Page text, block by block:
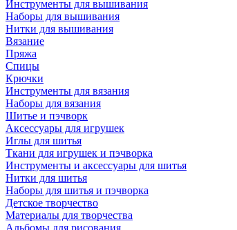
Инструменты для вышивания
Наборы для вышивания
Нитки для вышивания
Вязание
Пряжа
Спицы
Крючки
Инструменты для вязания
Наборы для вязания
Шитье и пэчворк
Аксессуары для игрушек
Иглы для шитья
Ткани для игрушек и пэчворка
Инструменты и аксессуары для шитья
Нитки для шитья
Наборы для шитья и пэчворка
Детское творчество
Материалы для творчества
Альбомы для рисования